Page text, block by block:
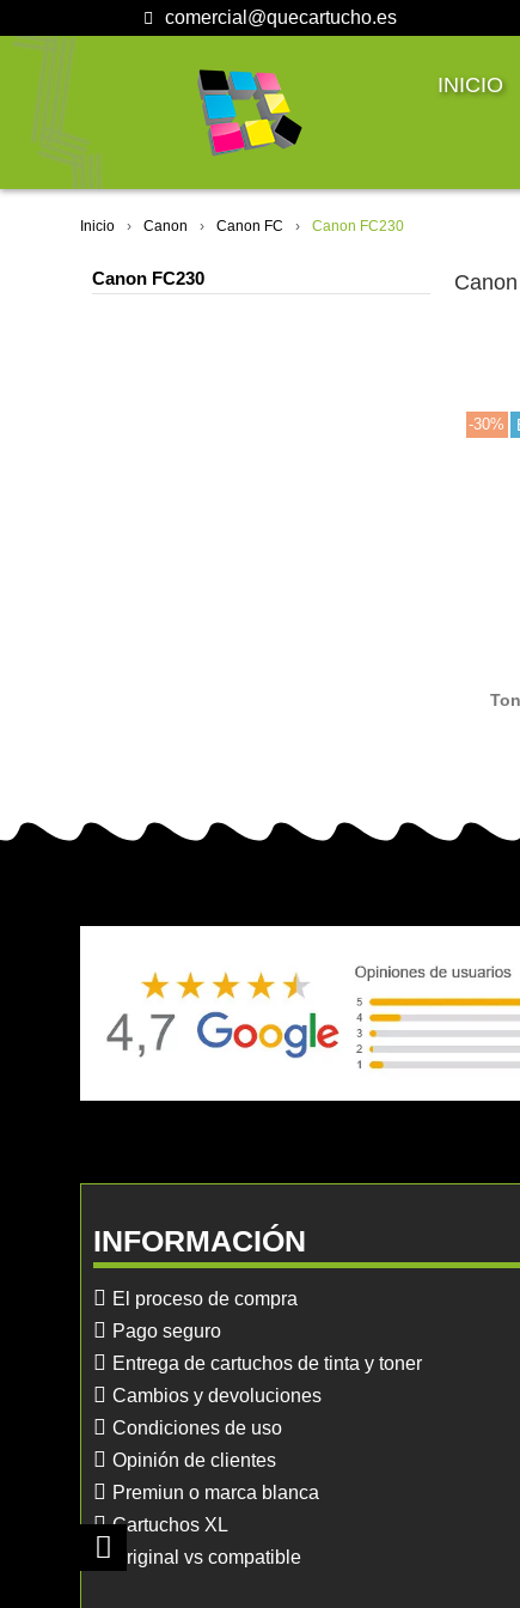
comercial@quecartucho.es
INICIO
Inicio Canon Canon FC Canon FC230
Canon FC230
-30%
INFORMACIÓN
El proceso de compra
Pago seguro
Entrega de cartuchos de tinta y toner
Cambios y devoluciones
Condiciones de uso
Opinión de clientes
Premiun o marca blanca
Cartuchos XL
Original vs compatible